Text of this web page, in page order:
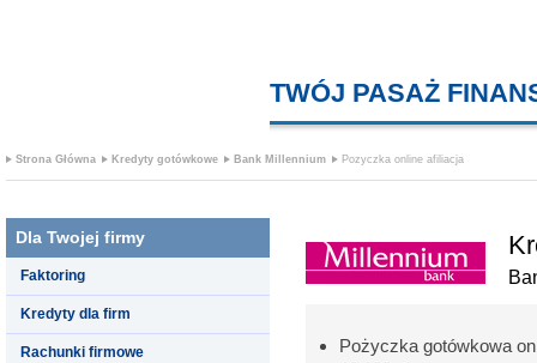
TWÓJ PASAŻ
Strona Główna Kredyty gotówkowe Bank Millennium Pozyczka online afiliacja
Dla Twojej firmy
Faktoring
Kredyty dla firm
Rachunki firmowe
Pożyczka gotówkowa